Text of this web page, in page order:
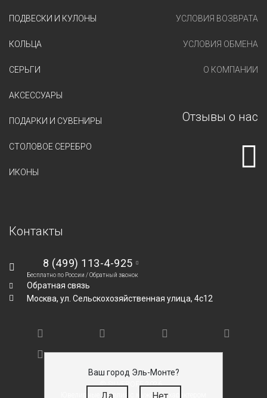
Ваш город Эль-Монте?
ПОДВЕСКИ И КУЛОНЫ
КОЛЬЦА
СЕРЬГИ
АКСЕССУАРЫ
ПОДАРКИ И СУВЕНИРЫ
СТОЛОВОЕ СЕРЕБРО
ИКОНЫ
УСЛОВИЯ ВОЗВРАТА
УСЛОВИЯ ОБМЕНА
О КОМПАНИИ
Отзывы о нас
Контакты
8 (499) 113-4-925
Бесплатно по России /Обратный звонок
Обратная связь
Москва, ул. Сельскохозяйственная улица, 4с12
© SILVEROFF 2026
Ювелирные изделия с мужским характером